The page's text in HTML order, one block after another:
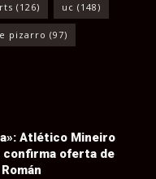
(126) uc (148)
pizarro (97)
Atlético Mineiro
confirma oferta de